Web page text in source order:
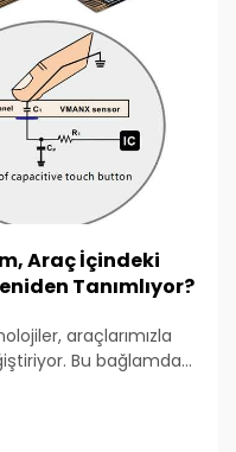
Araç İçindeki
Tanımlıyor?
araçlarımızla
Bu bağlamda
ekranlarında
birçok özelliği